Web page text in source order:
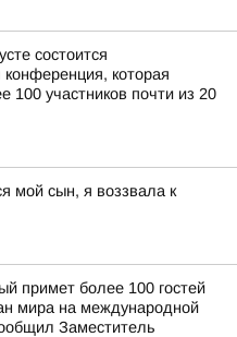
состоится
которая
100 участников почти из 20
мой сын, я воззвала к
примет более 100 гостей
мира на международной
Заместитель